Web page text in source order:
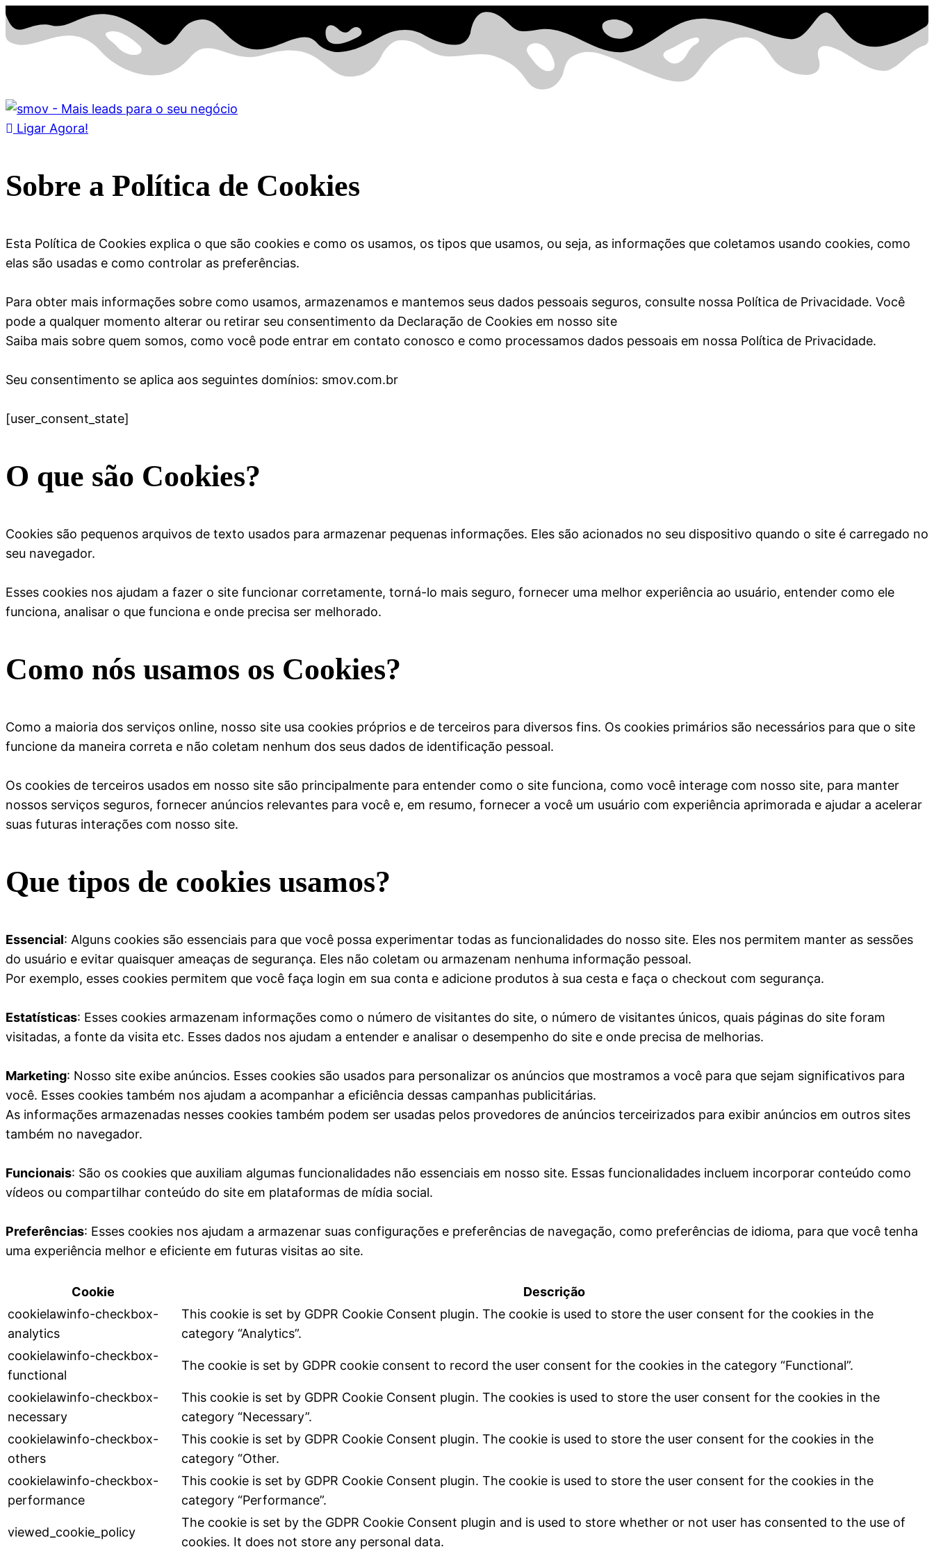
Ligar Agora!
Sobre a Política de Cookies
Esta Política de Cookies explica o que são cookies e como os usamos, os tipos que usamos, ou seja, as informações que coletamos usando cookies, como
elas são usadas e como controlar as preferências.
Para obter mais informações sobre como usamos, armazenamos e mantemos seus dados pessoais seguros, consulte nossa Política de Privacidade. Você
pode a qualquer momento alterar ou retirar seu consentimento da Declaração de Cookies em nosso site
Saiba mais sobre quem somos, como você pode entrar em contato conosco e como processamos dados pessoais em nossa Política de Privacidade.
Seu consentimento se aplica aos seguintes domínios: smov.com.br
[user_consent_state]
O que são Cookies?
Cookies são pequenos arquivos de texto usados para armazenar pequenas informações. Eles são acionados no seu dispositivo quando o site é carregado no
seu navegador.
Esses cookies nos ajudam a fazer o site funcionar corretamente, torná-lo mais seguro, fornecer uma melhor experiência ao usuário, entender como ele
funciona, analisar o que funciona e onde precisa ser melhorado.
Como nós usamos os Cookies?
Como a maioria dos serviços online, nosso site usa cookies próprios e de terceiros para diversos fins. Os cookies primários são necessários para que o site
funcione da maneira correta e não coletam nenhum dos seus dados de identificação pessoal.
Os cookies de terceiros usados em nosso site são principalmente para entender como o site funciona, como você interage com nosso site, para manter
nossos serviços seguros, fornecer anúncios relevantes para você e, em resumo, fornecer a você um usuário com experiência aprimorada e ajudar a acelerar
suas futuras interações com nosso site.
Que tipos de cookies usamos?
Essencial: Alguns cookies são essenciais para que você possa experimentar todas as funcionalidades do nosso site. Eles nos permitem manter as sessões
do usuário e evitar quaisquer ameaças de segurança. Eles não coletam ou armazenam nenhuma informação pessoal.
Por exemplo, esses cookies permitem que você faça login em sua conta e adicione produtos à sua cesta e faça o checkout com segurança.
Estatísticas: Esses cookies armazenam informações como o número de visitantes do site, o número de visitantes únicos, quais páginas do site foram
visitadas, a fonte da visita etc. Esses dados nos ajudam a entender e analisar o desempenho do site e onde precisa de melhorias.
Marketing: Nosso site exibe anúncios. Esses cookies são usados para personalizar os anúncios que mostramos a você para que sejam significativos para
você. Esses cookies também nos ajudam a acompanhar a eficiência dessas campanhas publicitárias.
As informações armazenadas nesses cookies também podem ser usadas pelos provedores de anúncios terceirizados para exibir anúncios em outros sites
também no navegador.
Funcionais: São os cookies que auxiliam algumas funcionalidades não essenciais em nosso site. Essas funcionalidades incluem incorporar conteúdo como
vídeos ou compartilhar conteúdo do site em plataformas de mídia social.
Preferências: Esses cookies nos ajudam a armazenar suas configurações e preferências de navegação, como preferências de idioma, para que você tenha
uma experiência melhor e eficiente em futuras visitas ao site.
Cookie
Descrição
cookielawinfo-checkbox-
analytics
This cookie is set by GDPR Cookie Consent plugin. The cookie is used to store the user consent for the cookies in the
category “Analytics”.
cookielawinfo-checkbox-
functional
The cookie is set by GDPR cookie consent to record the user consent for the cookies in the category “Functional”.
cookielawinfo-checkbox-
necessary
This cookie is set by GDPR Cookie Consent plugin. The cookies is used to store the user consent for the cookies in the
category “Necessary”.
cookielawinfo-checkbox-
others
This cookie is set by GDPR Cookie Consent plugin. The cookie is used to store the user consent for the cookies in the
category “Other.
cookielawinfo-checkbox-
performance
This cookie is set by GDPR Cookie Consent plugin. The cookie is used to store the user consent for the cookies in the
category “Performance”.
viewed_cookie_policy
The cookie is set by the GDPR Cookie Consent plugin and is used to store whether or not user has consented to the use of
cookies. It does not store any personal data.